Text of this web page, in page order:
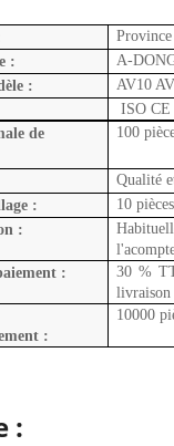
:
A-
:
AV10
ISO CE
de
100
Qualité
:
10
:
:
30 %
livraison
:
10000
: